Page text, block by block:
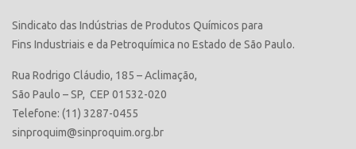
Sindicato das Indústrias de Produtos Químicos para
Fins Industriais e da Petroquímica no Estado de São Paulo.
Rua Rodrigo Cláudio, 185 – Aclimação,
São Paulo – SP, CEP 01532-020
Telefone: (11) 3287-0455
sinproquim@sinproquim.org.br